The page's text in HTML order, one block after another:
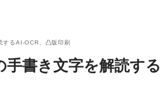
するAI-OCR、凸版印刷
手書き文字を解読する